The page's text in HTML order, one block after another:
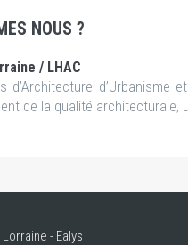
NOUS ?
/ LHAC
d’Architecture
de la qualité
- Ealys